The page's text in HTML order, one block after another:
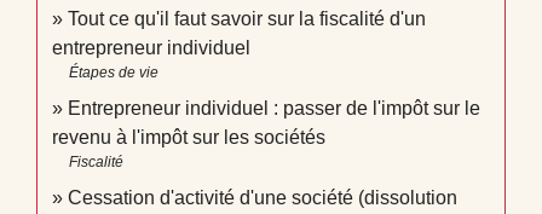
Tout ce qu'il faut savoir sur la fiscalité d'un
entrepreneur individuel
Étapes de vie
Entrepreneur individuel : passer de l'impôt sur le
revenu à l'impôt sur les sociétés
Fiscalité
Cessation d'activité d'une société (dissolution